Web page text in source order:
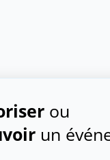
ou
un